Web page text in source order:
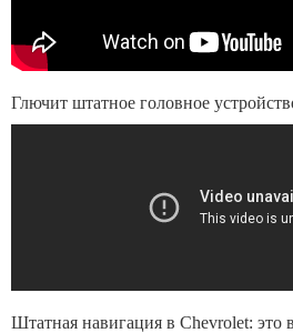
Глючит штатное головное
Штатная навигация в Chevrolet: это